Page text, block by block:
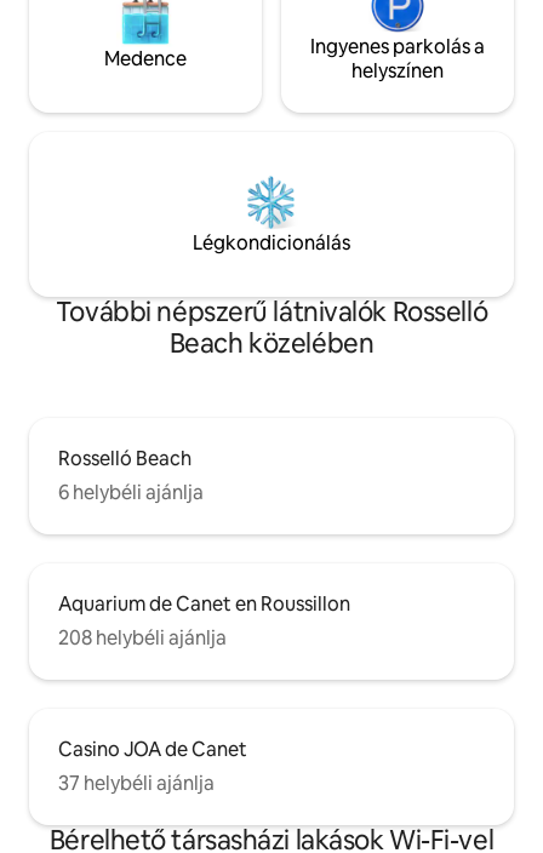
Medence
Ingyenes parkolás a
helyszínen
Légkondicionálás
További népszerű látnivalók Rosselló
Beach közelében
Rosselló Beach
6 helybéli ajánlja
Aquarium de Canet en Roussillon
208 helybéli ajánlja
Casino JOA de Canet
37 helybéli ajánlja
Bérelhető társasházi lakások Wi-Fi-vel